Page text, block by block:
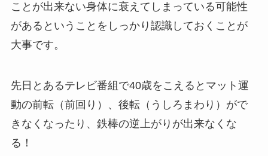
ことが出来ない身体に衰えてしまっている可能性
があるということをしっかり認識しておくことが
大事です。
先日とあるテレビ番組で40歳をこえるとマット運
動の前転（前回り）、後転（うしろまわり）がで
きなくなったり、鉄棒の逆上がりが出来なくな
る！